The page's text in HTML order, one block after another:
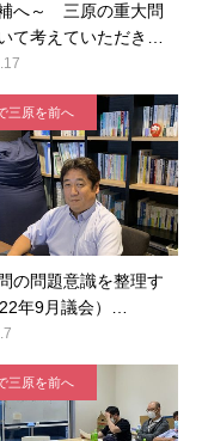
へ～ 三原の重大問
て考えていただき…
三原を前へ
の問題意識を整理す
年9月議会）…
三原を前へ